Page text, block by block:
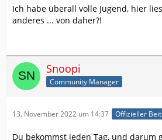
Ich habe überall volle Jugend, hier
anderes ... von daher?!
Snoopi
Community Manager
13. November 2022 um 14:37 Offizieller
Du bekommst jeden Tag, und darum